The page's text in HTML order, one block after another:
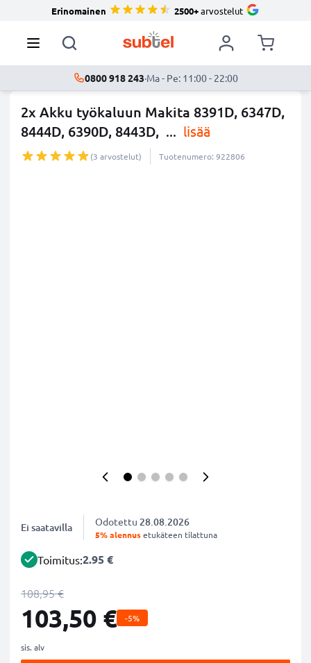
Erinomainen 2500+arvostelut
0800 918 243·Ma - Pe: 11:00 - 22:00
2x Akku työkaluun Makita 8391D, 6347D,
8444D, 6390D, 8443D, ... lisää
(3 arvostelut) Tuotenumero: 922806
Ei saatavilla Odotettu 28.08.2026
5% alennusetukäteen tilattuna
Toimitus:2.95 €
108,95 €
103,50 € -5%
sis. alv